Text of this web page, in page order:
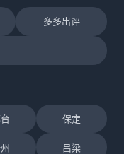
多多出评
保定
吕梁